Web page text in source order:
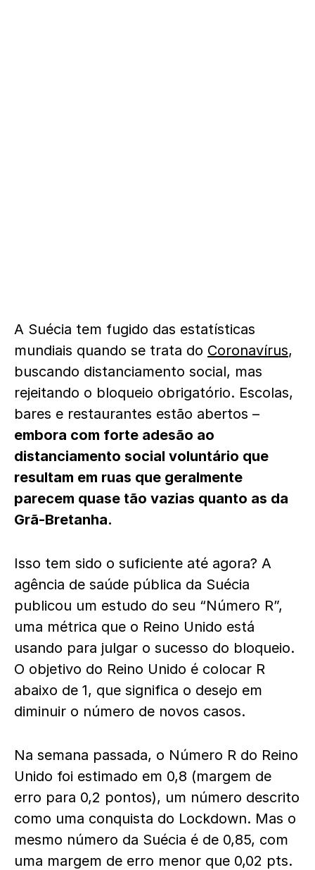
A Suécia tem fugido das estatísticas
mundiais quando se trata do Coronavírus,
buscando distanciamento social, mas
rejeitando o bloqueio obrigatório. Escolas,
bares e restaurantes estão abertos –
embora com forte adesão ao
distanciamento social voluntário que
resultam em ruas que geralmente
parecem quase tão vazias quanto as da
Grã-Bretanha.
Isso tem sido o suficiente até agora? A
agência de saúde pública da Suécia
publicou um estudo do seu “Número R”,
uma métrica que o Reino Unido está
usando para julgar o sucesso do bloqueio.
O objetivo do Reino Unido é colocar R
abaixo de 1, que significa o desejo em
diminuir o número de novos casos.
Na semana passada, o Número R do Reino
Unido foi estimado em 0,8 (margem de
erro para 0,2 pontos), um número descrito
como uma conquista do Lockdown. Mas o
mesmo número da Suécia é de 0,85, com
uma margem de erro menor que 0,02 pts.